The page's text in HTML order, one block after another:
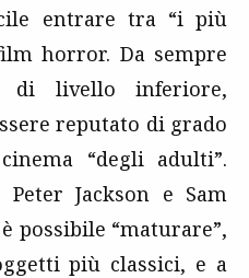
entrare tra “i più
horror. Da sempre
di livello inferiore,
reputato di grado
“degli adulti”.
Jackson e Sam
possibile “maturare”,
più classici, e a